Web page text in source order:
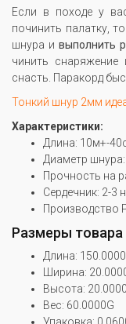
Если в походе у
починить палатку,
шнура и выполнить
чинить
снасть. Паракорд
Тонкий шнур 2мм
Характеристики:
Длина: 10м+-
Диаметр шнура:
Прочность на
Сердечник: 2-3
Производство
Размеры товара
Длина:
Ширина:
Высота:
Вес: 60.0000G